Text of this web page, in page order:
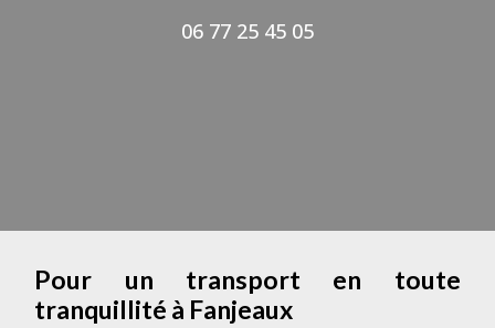
06 77 25 45 05
Pour un transport en toute
tranquillité à Fanjeaux